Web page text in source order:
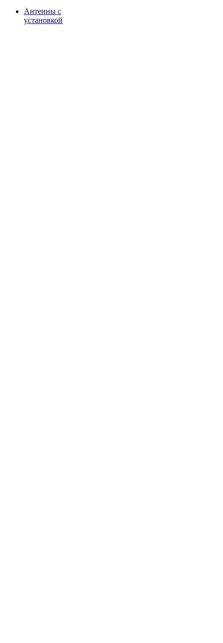
Антенны с
установкой